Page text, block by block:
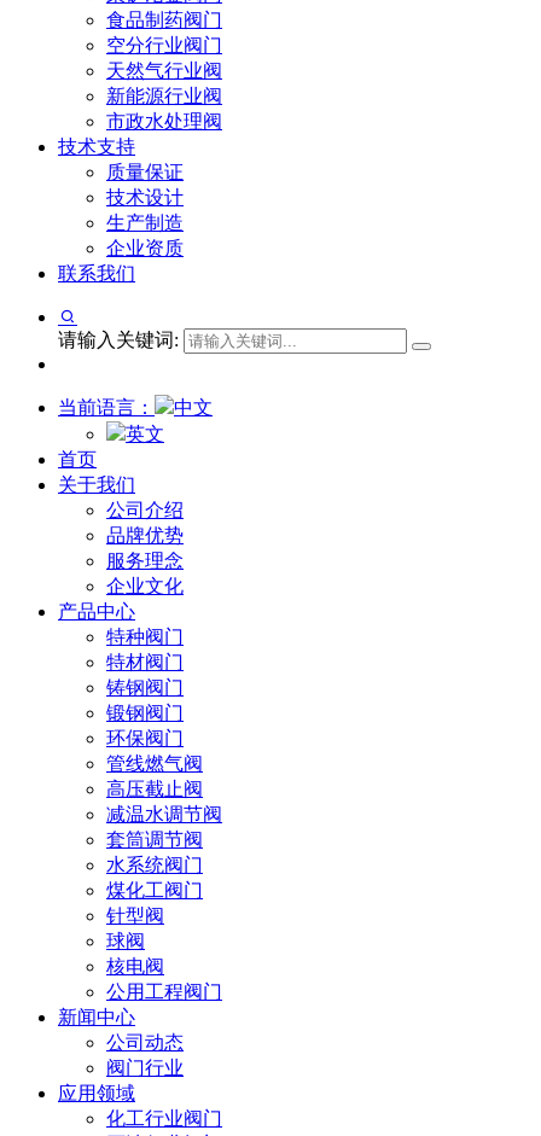
食品制药阀门
空分行业阀门
天然气行业阀
新能源行业阀
市政水处理阀
技术支持
质量保证
技术设计
生产制造
企业资质
联系我们
请输入关键词:
当前语言：
中文
英文
首页
关于我们
公司介绍
品牌优势
服务理念
企业文化
产品中心
特种阀门
特材阀门
铸钢阀门
锻钢阀门
环保阀门
管线燃气阀
高压截止阀
减温水调节阀
套筒调节阀
水系统阀门
煤化工阀门
针型阀
球阀
核电阀
公用工程阀门
新闻中心
公司动态
阀门行业
应用领域
化工行业阀门